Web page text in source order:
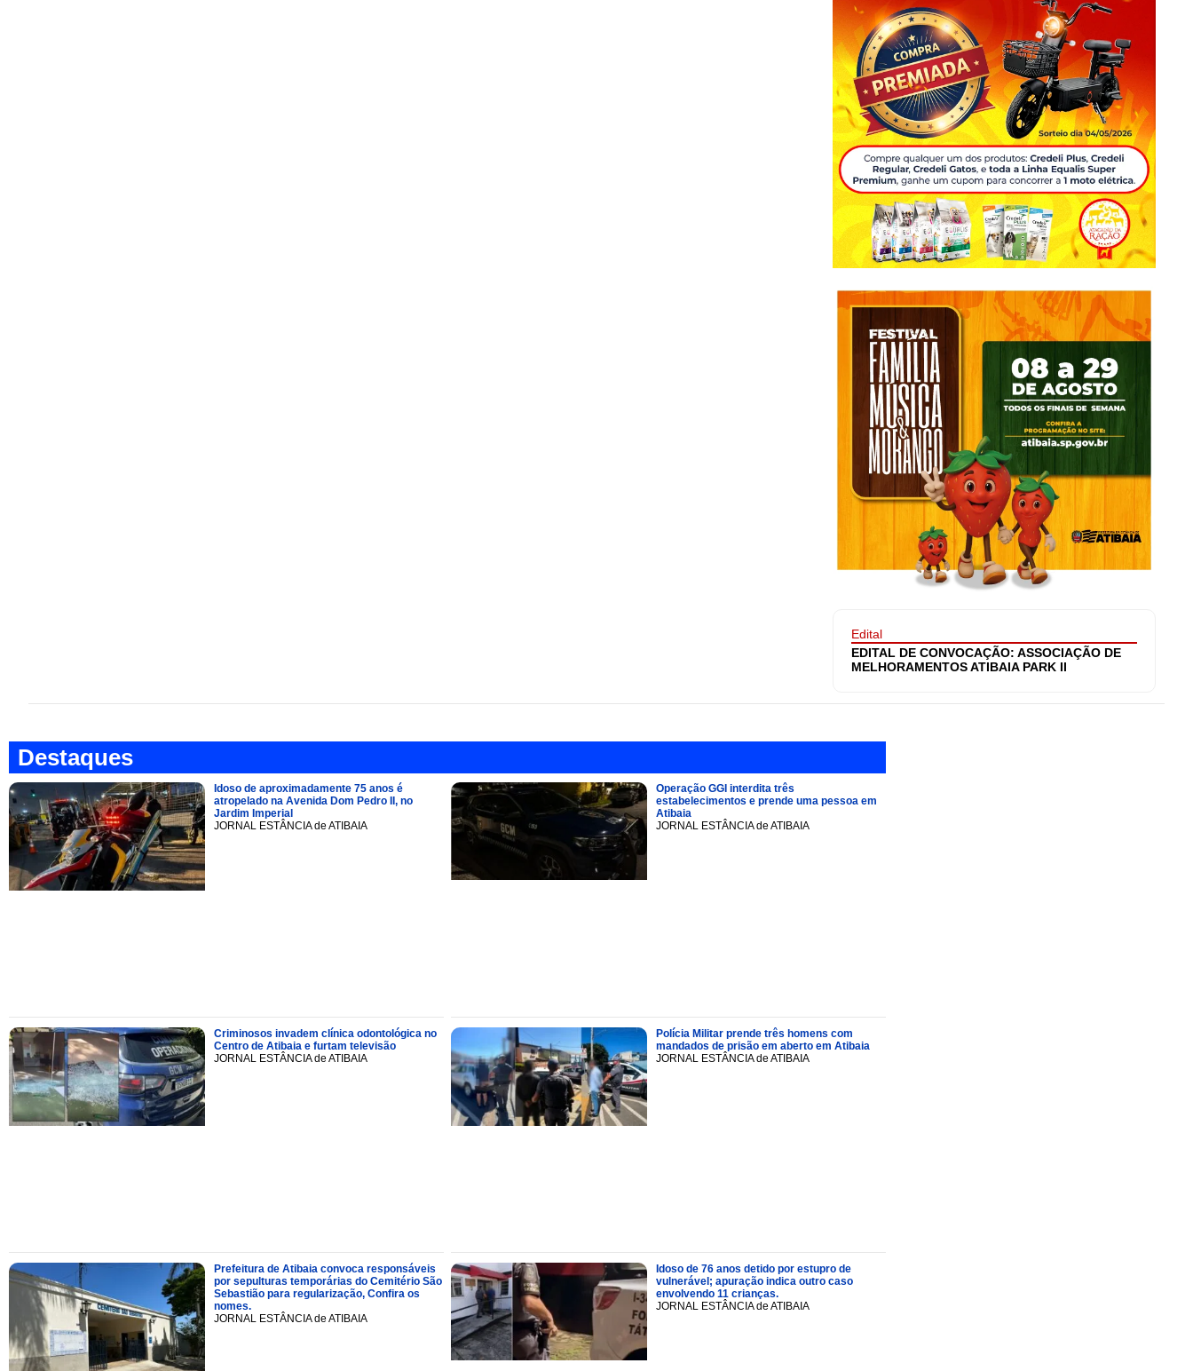
Edital
EDITAL DE CONVOCAÇÃO: ASSOCIAÇÃO DE
MELHORAMENTOS ATIBAIA PARK II
Destaques
Idoso de aproximadamente 75 anos é
atropelado na Avenida Dom Pedro II, no
Jardim Imperial
JORNAL ESTÂNCIA de ATIBAIA
Operação GGI interdita três
estabelecimentos e prende uma pessoa em
Atibaia
JORNAL ESTÂNCIA de ATIBAIA
Criminosos invadem clínica odontológica no
Centro de Atibaia e furtam televisão
JORNAL ESTÂNCIA de ATIBAIA
Polícia Militar prende três homens com
mandados de prisão em aberto em Atibaia
JORNAL ESTÂNCIA de ATIBAIA
Prefeitura de Atibaia convoca responsáveis
por sepulturas temporárias do Cemitério São
Sebastião para regularização, Confira os
nomes.
JORNAL ESTÂNCIA de ATIBAIA
Idoso de 76 anos detido por estupro de
vulnerável; apuração indica outro caso
envolvendo 11 crianças.
JORNAL ESTÂNCIA de ATIBAIA